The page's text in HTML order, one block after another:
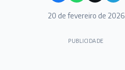
20 de fevereiro de 2026
PUBLICIDADE